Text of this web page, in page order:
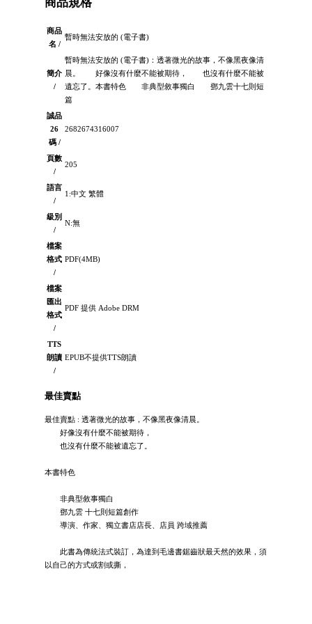
商品
名 /
暫時無法安放的 (電子書)
簡介
/
暫時無法安放的 (電子書)：透著微光的故事，不像黑夜像清
晨。 好像沒有什麼不能被期待， 也沒有什麼不能被
遺忘了。本書特色 非典型敘事獨白 鄧九雲十七則短
篇
誠品
26
碼 /
2682674316007
頁數
/
205
語言
/
1:中文 繁體
級別
/
N:無
檔案
格式
/
PDF(4MB)
檔案
匯出
格式
/
PDF 提供 Adobe DRM
TTS
朗讀
/
EPUB不提供TTS朗讀
最佳賣點
最佳賣點 : 透著微光的故事，不像黑夜像清晨。
好像沒有什麼不能被期待，
也沒有什麼不能被遺忘了。
本書特色
非典型敘事獨白
鄧九雲 十七則短篇創作
導演、作家、獨立書店店長、店員 跨域推薦
此書為傳統法式裝訂，為達到毛邊書鋸齒狀最天然的效果，須
以自己的方式或割或撕，